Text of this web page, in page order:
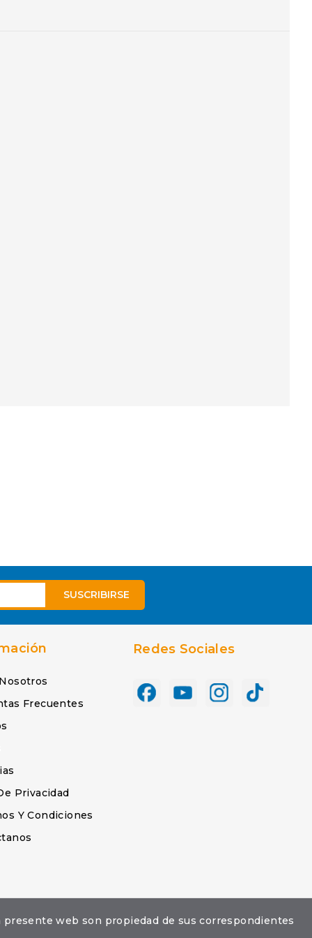
Frecuentes
Privacidad
Y Condiciones
Redes Sociales
presente web son propiedad de sus correspondientes